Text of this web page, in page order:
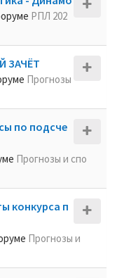
РПЛ 202
ЗАЧЁТ
Прогнозы
по подсче
Прогнозы и спо
конкурса п
Прогнозы и